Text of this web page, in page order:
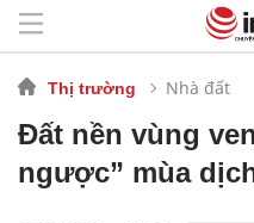
Thị trường Nhà đất
Đất nền vùng
ngược” mùa